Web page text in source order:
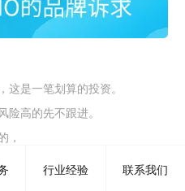
这是一笔划算的投资。
险高的先不跟进。
，
行业经验 联系我们